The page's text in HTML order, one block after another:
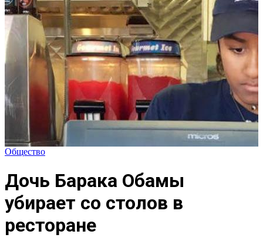
Общество
Дочь Барака Обамы
убирает со столов в
ресторане